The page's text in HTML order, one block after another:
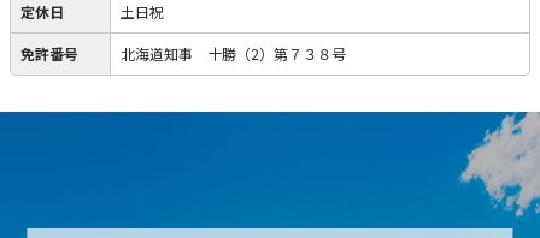
定休日 土日祝
免許番号 北海道知事 十勝（2）第７３８号